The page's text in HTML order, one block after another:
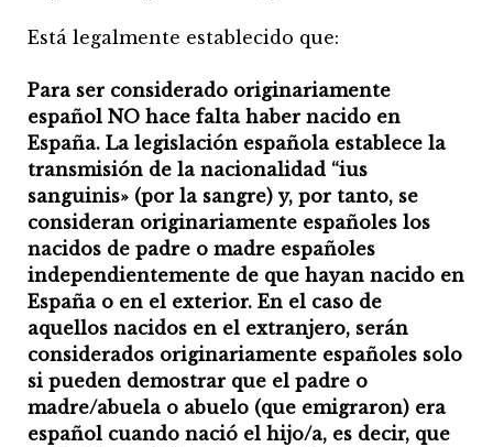
Está legalmente establecido que:
Para ser considerado originariamente
español NO hace falta haber nacido en
España. La legislación española establece la
transmisión de la nacionalidad “ius
sanguinis» (por la sangre) y, por tanto, se
consideran originariamente españoles los
nacidos de padre o madre españoles
independientemente de que hayan nacido en
España o en el exterior. En el caso de
aquellos nacidos en el extranjero, serán
considerados originariamente españoles solo
si pueden demostrar que el padre o
madre/abuela o abuelo (que emigraron) era
español cuando nació el hijo/a, es decir, que